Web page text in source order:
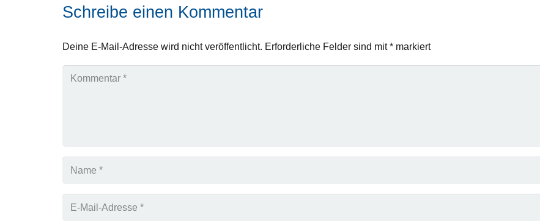
Schreibe einen Kommentar
Deine E-Mail-Adresse wird nicht veröffentlicht. Erforderliche Felder sind mit* markiert